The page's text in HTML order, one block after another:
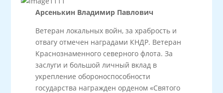
Арсенькин Владимир Павлович
Ветеран локальных войн, за храбрость и
отвагу отмечен наградами КНДР. Ветеран
Краснознаменного северного флота. За
заслуги и большой личный вклад в
укрепление обороноспособности
государства награжден орденом «Святого